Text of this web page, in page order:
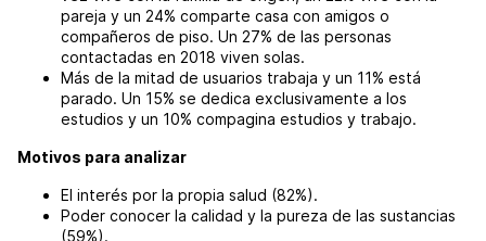
pareja y un 24% comparte casa con amigos o
compañeros de piso. Un 27% de las personas
contactadas en 2018 viven solas.
Más de la mitad de usuarios trabaja y un 11% está
parado. Un 15% se dedica exclusivamente a los
estudios y un 10% compagina estudios y trabajo.
Motivos para analizar
El interés por la propia salud (82%).
Poder conocer la calidad y la pureza de las sustancias
(59%).